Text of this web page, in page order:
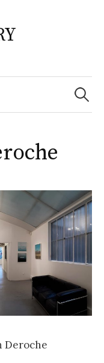
Search
for:
Deroche